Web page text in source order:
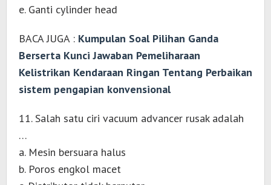
e. Ganti cylinder head
BACA JUGA : Kumpulan Soal Pilihan Ganda
Berserta Kunci Jawaban Pemeliharaan
Kelistrikan Kendaraan Ringan Tentang Perbaikan
sistem pengapian konvensional
11. Salah satu ciri vacuum advancer rusak adalah
…
a. Mesin bersuara halus
b. Poros engkol macet